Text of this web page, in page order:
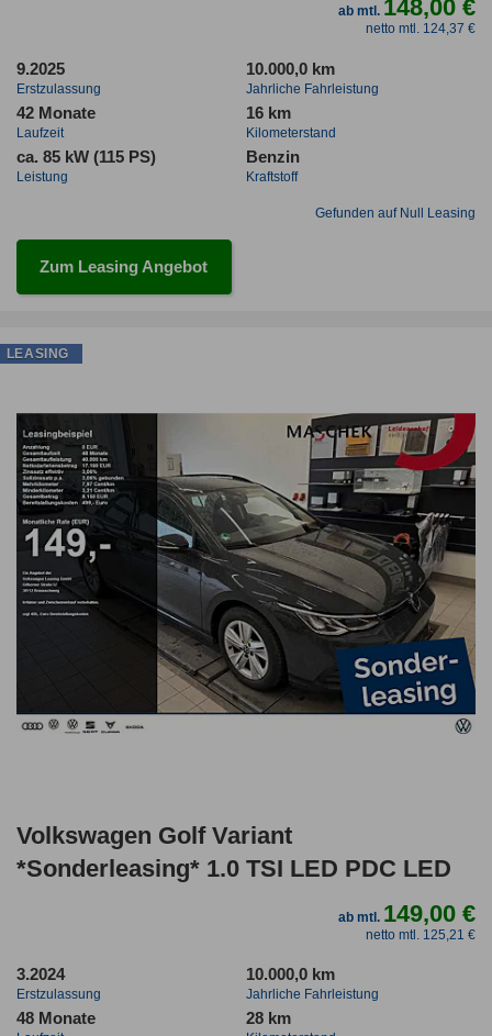
ab mtl. 148,00 €
netto mtl. 124,37 €
9.2025
Erstzulassung
10.000,0 km
Jahrliche Fahrleistung
42 Monate
Laufzeit
16 km
Kilometerstand
ca. 85 kW (115 PS)
Leistung
Benzin
Kraftstoff
Gefunden auf Null Leasing
Zum Leasing Angebot
Volkswagen Golf Variant
*Sonderleasing* 1.0 TSI LED PDC LED
ab mtl. 149,00 €
netto mtl. 125,21 €
3.2024
Erstzulassung
10.000,0 km
Jahrliche Fahrleistung
48 Monate 28 km
LEASING